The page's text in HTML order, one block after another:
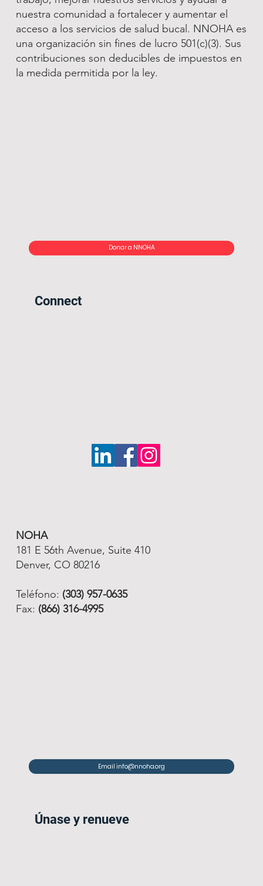
nuestra comunidad a fortalecer y aumentar el
acceso a los servicios de salud bucal. NNOHA es
una organización sin fines de lucro 501(c)(3). Sus
contribuciones son deducibles de impuestos en
la medida permitida por la ley.
Donar a NNOHA
Connect
NOHA
181 E 56th Avenue, Suite 410
Denver, CO 80216
Teléfono: (303) 957-0635
Fax: (866) 316-4995
Email info@nnoha.org
Únase y renueve